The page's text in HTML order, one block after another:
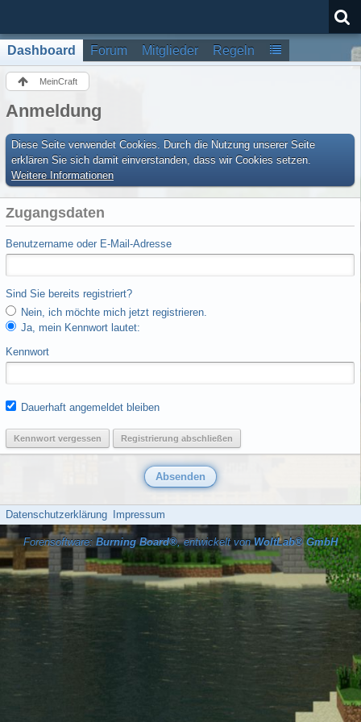
Dashboard Forum Mitglieder Regeln
MeinCraft
Anmeldung
Diese Seite verwendet Cookies. Durch die Nutzung unserer Seite
erklären Sie sich damit einverstanden, dass wir Cookies setzen.
Weitere Informationen
Zugangsdaten
Benutzername oder E-Mail-Adresse
Sind Sie bereits registriert?
Nein, ich möchte mich jetzt registrieren.
Ja, mein Kennwort lautet:
Kennwort
Dauerhaft angemeldet bleiben
Kennwort vergessen Registrierung abschließen
Datenschutzerklärung Impressum
Forensoftware: Burning Board®, entwickelt vonWoltLab® GmbH